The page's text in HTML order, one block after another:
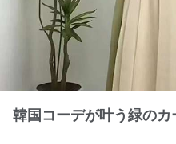
韓国コーデが叶う緑の